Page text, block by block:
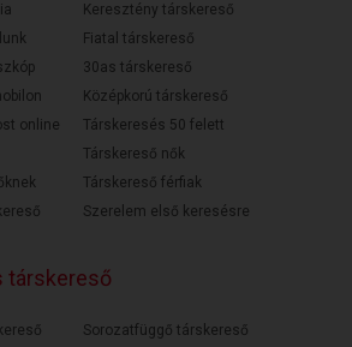
online
Keresztény társkereső
Fiatal társkereső
30as társkereső
Középkorú társkereső
Társkeresés 50 felett
Társkereső nők
Társkereső férfiak
Szerelem első keresésre
társkereső
Sorozatfüggő társkereső